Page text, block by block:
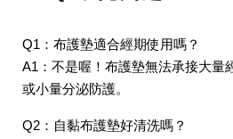
Q1：布護墊適合經期使用嗎？
A1：不是喔！布護墊無法承接大量
或小量分泌防護。
Q2：自黏布護墊好清洗嗎？